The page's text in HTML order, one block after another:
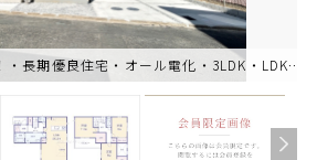
【1号棟】完成しました！・長期優良住宅・オール電化・3LDK・LDK20.2帖・リビング吹抜け・